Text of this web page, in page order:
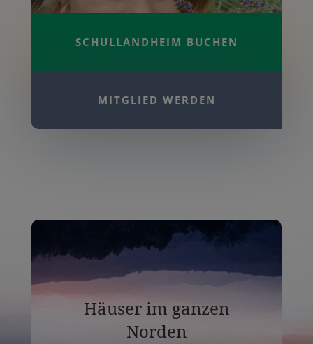
SCHULLANDHEIM BUCHEN
MITGLIED WERDEN
Häuser im ganzen
Norden